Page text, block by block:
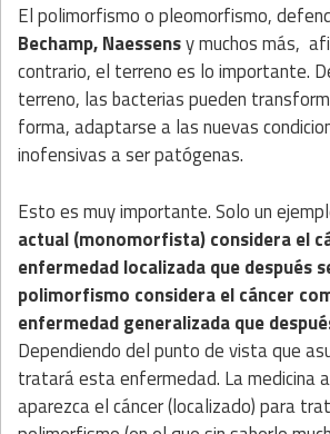
El polimorfismo o pleomorfismo,
Bechamp, Naessensy muchos más,
contrario, el terreno es lo importante.
terreno, las bacterias pueden
forma, adaptarse a las nuevas
inofensivas a ser patógenas.
Esto es muy importante. Solo un
actual (monomorfista) considera el
enfermedad localizada que después
polimorfismo considera el cáncer
enfermedad generalizada que
Dependiendo del punto de vista que
tratará esta enfermedad. La medicina
aparezca el cáncer (localizado) para